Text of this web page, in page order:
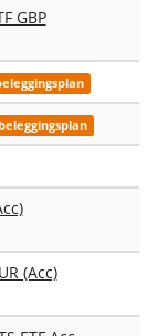
GBP
(Acc)